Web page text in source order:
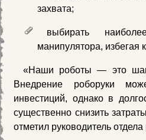
захвата;
выбирать
манипулятора, избегая
«Наши роботы — это шаг
Внедрение роборуки
инвестиций, однако в
существенно снизить
отметил руководитель